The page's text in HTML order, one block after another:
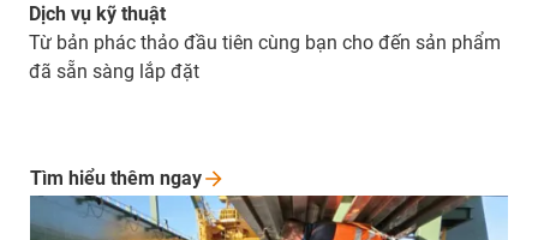
Dịch vụ kỹ thuật
Từ bản phác thảo đầu tiên cùng bạn cho đến sản phẩm
đã sẵn sàng lắp đặt
Tìm hiểu thêm ngay